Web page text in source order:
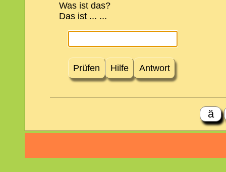
Was ist das?
Das ist ... ...
Prüfen Hilfe Antwort
ä